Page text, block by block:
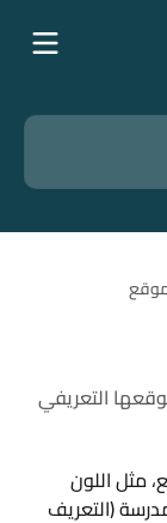
التعريفي
مثل اللون
(التعريف